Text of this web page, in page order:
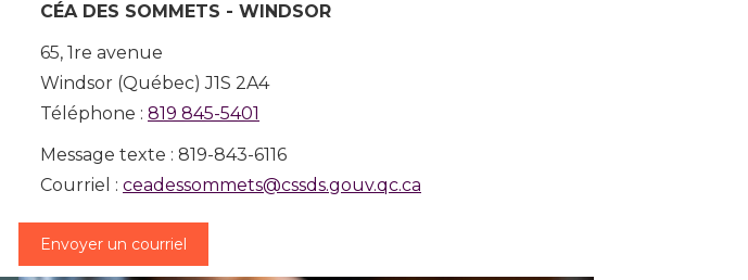
CÉA DES SOMMETS - WINDSOR
65, 1re avenue
Windsor (Québec) J1S 2A4
Téléphone : 819 845-5401
Message texte : 819-843-6116
Courriel : ceadessommets@cssds.gouv.qc.ca
Envoyer un courriel